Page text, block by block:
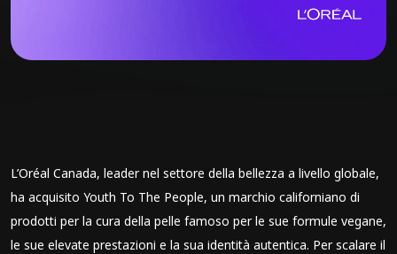
L’Oréal Canada, leader nel settore della bellezza a livello globale,
ha acquisito Youth To The People, un marchio californiano di
prodotti per la cura della pelle famoso per le sue formule vegane,
le sue elevate prestazioni e la sua identità autentica. Per scalare il